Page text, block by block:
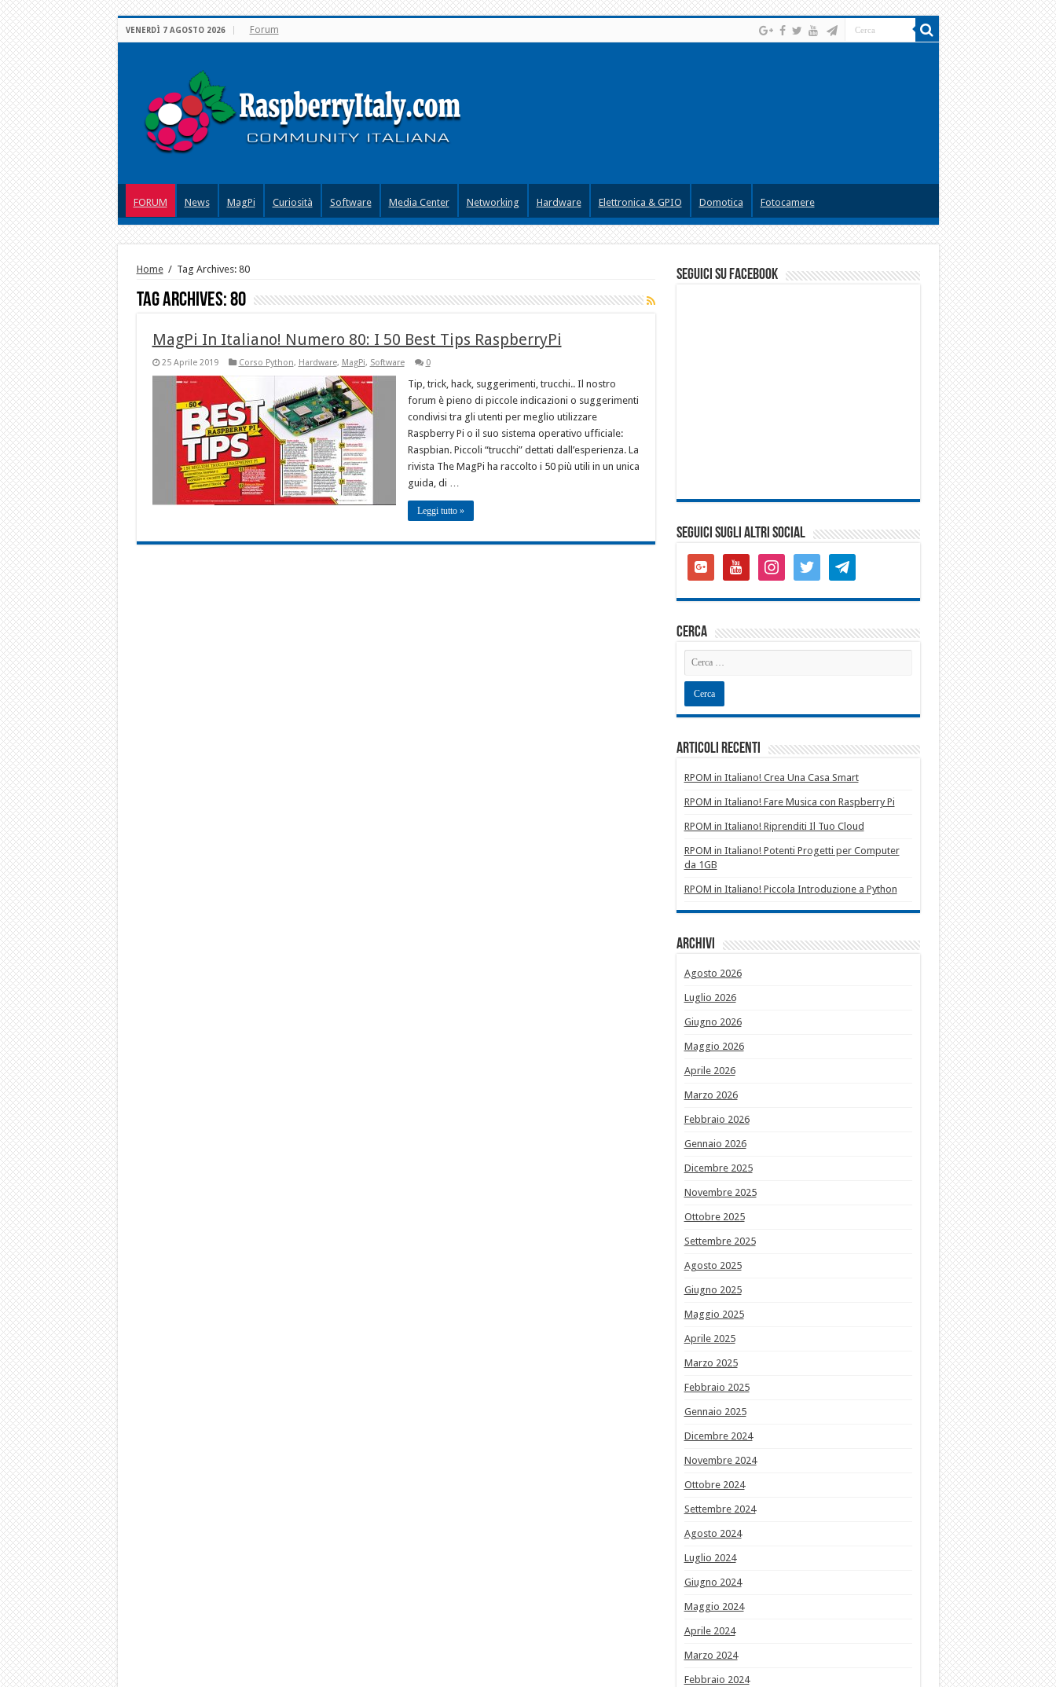
VENERDÌ 7 AGOSTO 2026 Forum
FORUM News MagPi Curiosità Software Media Center Networking Hardware Elettronica & GPIO Domotica Fotocamere
Home / Tag Archives: 80
Tag Archives:80
MagPi In Italiano! Numero 80: I 50 Best Tips RaspberryPi
25 Aprile 2019 Corso Python, Hardware, MagPi, Software 0
Tip, trick, hack, suggerimenti, trucchi.. Il nostro
forum è pieno di piccole indicazioni o suggerimenti
condivisi tra gli utenti per meglio utilizzare
Raspberry Pi o il suo sistema operativo ufficiale:
Raspbian. Piccoli “trucchi” dettati dall’esperienza. La
rivista The MagPi ha raccolto i 50 più utili in un unica
guida, di …
Leggi tutto »
seguici su facebook
SEGUICI SUGLI ALTRI SOCIAL
google-
plus-
youtube instagramtwitter telegram
cerca
Articoli recenti
RPOM in Italiano! Crea Una Casa Smart
RPOM in Italiano! Fare Musica con Raspberry Pi
RPOM in Italiano! Riprenditi Il Tuo Cloud
RPOM in Italiano! Potenti Progetti per Computer
da 1GB
RPOM in Italiano! Piccola Introduzione a Python
Archivi
Agosto 2026
Luglio 2026
Giugno 2026
Maggio 2026
Aprile 2026
Marzo 2026
Febbraio 2026
Gennaio 2026
Dicembre 2025
Novembre 2025
Ottobre 2025
Settembre 2025
Agosto 2025
Giugno 2025
Maggio 2025
Aprile 2025
Marzo 2025
Febbraio 2025
Gennaio 2025
Dicembre 2024
Novembre 2024
Ottobre 2024
Settembre 2024
Agosto 2024
Luglio 2024
Giugno 2024
Maggio 2024
Aprile 2024
Marzo 2024
Febbraio 2024